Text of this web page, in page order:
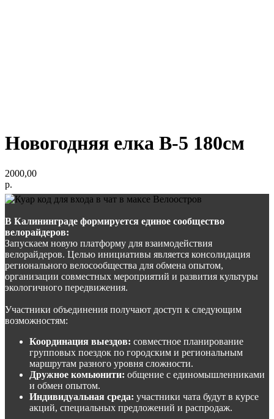
Новогодняя елка B-5 180см
2000,00
р.
В Калининграде формируется единое сообщество
велорайдеров:
Запускаем новую платформу для взаимодействия
велорайдеров. Целью инициативы является консолидация
регионального велосообщества для обмена опытом,
организации совместных мероприятий и развития культуры
экологичного передвижения.
Участники объединения получают доступ к следующим
возможностям:
Координация выездов: совместное планирование
групповых поездок по городским и региональным
маршрутам разного уровня сложности.
Дружное комьюнити: общение с единомышленниками
и обмен опытом.
Индивидуальная среда: участники чата будут в курсе
акций, специальных предложений и распродаж.